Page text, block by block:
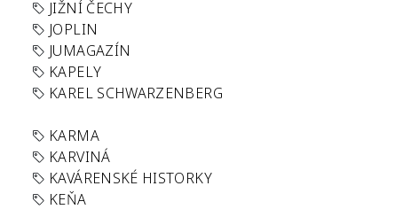
JIŽNÍ ČECHY
JOPLIN
JUMAGAZÍN
KAPELY
KAREL SCHWARZENBERG
KARMA
KARVINÁ
KAVÁRENSKÉ HISTORKY
KEŇA